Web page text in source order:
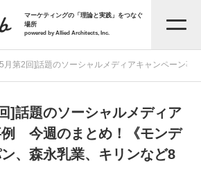
マーケティングの「理論と実践」をつなぐ
場所
powered by Allied Architects, Inc.
記事一覧
タグから探す
月第2回]話題のソーシャルメディアキャンペーン
]話題のソーシャルメディア
例 今週のまとめ！《モンデ
、森永乳業、キリンなど8